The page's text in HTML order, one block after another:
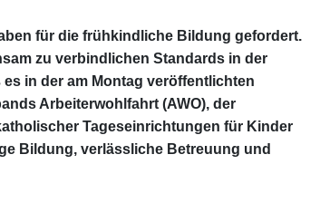
für die frühkindliche Bildung gefordert.
zu verbindlichen Standards in der
in der am Montag veröffentlichten
Arbeiterwohlfahrt (AWO), der
Tageseinrichtungen für Kinder
Bildung, verlässliche Betreuung und